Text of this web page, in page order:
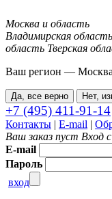
Москва и область
Владимирская область
область Тверская
Ваш регион —
Да, все верно Нет,
+7 (495) 411-91-14
Контакты | E-mail |
Ваш заказ пуст Вход
E-mail
Пароль
вход